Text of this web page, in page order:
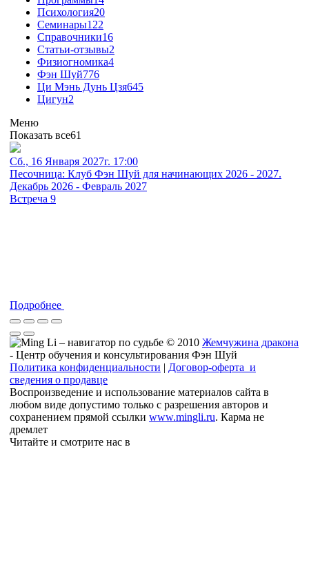
Психология20
Семинары122
Справочники16
Статьи-отзывы2
Физиогномика4
Фэн Шуй776
Ци Мэнь Дунь Цзя645
Цигун2
Меню
Показать все61
Сб., 16 Января 2027г. 17:00
Песочница: Клуб Фэн Шуй для начинающих 2026 - 2027.
Декабрь 2026 - Февраль 2027
Встреча 9
Подробнее
© 2010 Жемчужина дракона
- Центр обучения и консультирования Фэн Шуй
Политика конфиденциальности | Договор-оферта и
сведения о продавце
Воспроизведение и использование материалов сайта в
любом виде допустимо только с разрешения авторов и
сохранением прямой ссылки www.mingli.ru. Карма не
дремлет
Читайте и смотрите нас в